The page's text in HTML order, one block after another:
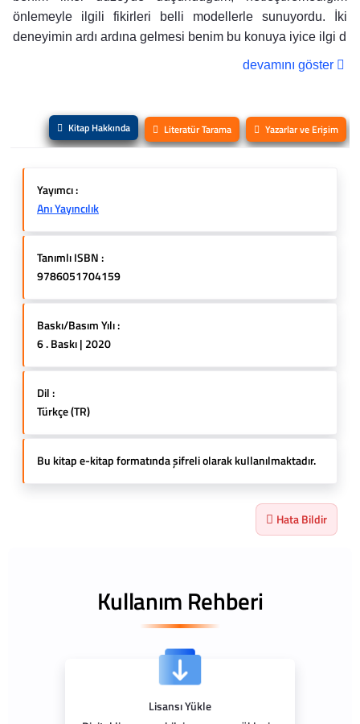
önlemeyle ilgili fikirleri belli modellerle sunuyordu. İki
deneyimin ardı ardına gelmesi benim bu konuya iyice ilgi d
devamını göster
Kitap Hakkında Literatür Tarama Yazarlar ve Erişim
Yayımcı :
Anı Yayıncılık
Tanımlı ISBN :
9786051704159
Baskı/Basım Yılı :
6 . Baskı | 2020
Dil :
Türkçe (TR)
Bu kitap e-kitap formatında şifreli olarak kullanılmaktadır.
Hata Bildir
Kullanım Rehberi
Lisansı Yükle